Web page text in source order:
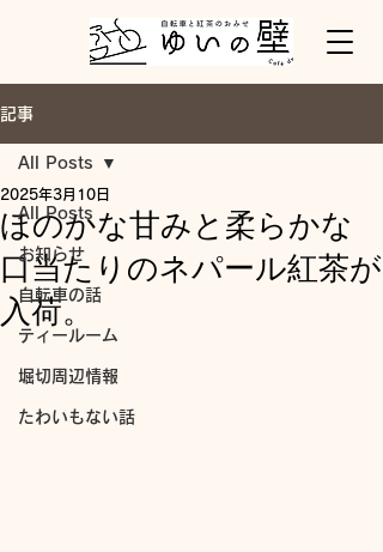
記事
All Posts
お知らせ
自転車の話
ティールーム
堀切周辺情報
たわいもない話
All Posts
ほのかな甘みと柔らかな
口当たりのネパール紅茶が
入荷。
2025年3月10日